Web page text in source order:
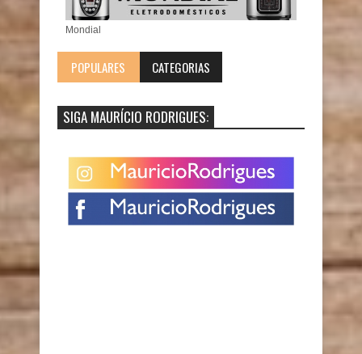
Mondial
POPULARES CATEGORIAS
SIGA MAURÍCIO RODRIGUES: